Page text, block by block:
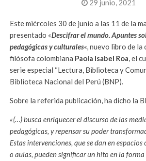
29 junio, 2021
Este miércoles 30 de junio a las 11 de la
presentado «Descifrar el mundo. Apuntes
pedagógicas y culturales«, nuevo libro de la
filósofa colombiana Paola Isabel Roa, el
serie especial “Lectura, Biblioteca y
Biblioteca Nacional del Perú (BNP).
Sobre la referida publicación, ha dicho la
«(…) busca enriquecer el discurso de las
pedagógicas, y repensar su poder
Estas intervenciones, que se dan en
o aulas, pueden significar un hito en la